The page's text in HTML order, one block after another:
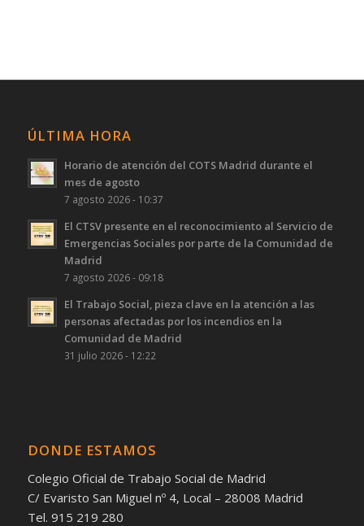
ÚLTIMA HORA
Horario de atención del COTS Madrid durante el
mes de agosto
7 agosto 2026 - 10:37
El CTSV presente en el reconocimiento al Servicio de
Emergencias Sociales por parte de la Comunidad de
Madrid
7 agosto 2026 - 09:18
El Trabajo Social, pieza clave en la atención a las
personas afectadas por los incendios en la
Comunidad de Madrid
31 julio 2026 - 12:22
DONDE ESTAMOS
Colegio Oficial de Trabajo Social de Madrid
C/ Evaristo San Miguel nº 4, Local – 28008 Madrid
Tel. 915 219 280